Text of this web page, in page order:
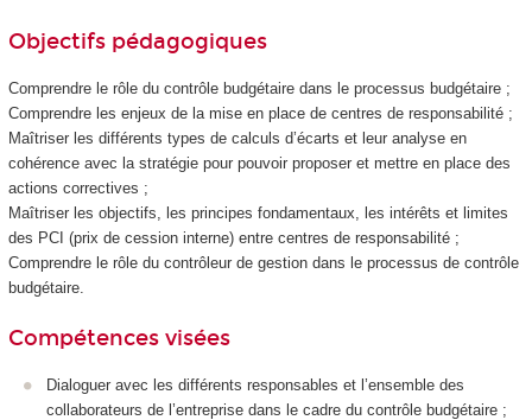
Objectifs pédagogiques
Comprendre le rôle du contrôle budgétaire dans le processus budgétaire ;
Comprendre les enjeux de la mise en place de centres de responsabilité ;
Maîtriser les différents types de calculs d’écarts et leur analyse en
cohérence avec la stratégie pour pouvoir proposer et mettre en place des
actions correctives ;
Maîtriser les objectifs, les principes fondamentaux, les intérêts et limites
des PCI (prix de cession interne) entre centres de responsabilité ;
Comprendre le rôle du contrôleur de gestion dans le processus de contrôle
budgétaire.
Compétences visées
Dialoguer avec les différents responsables et l’ensemble des
collaborateurs de l’entreprise dans le cadre du contrôle budgétaire ;